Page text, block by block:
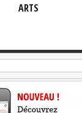
ARTS